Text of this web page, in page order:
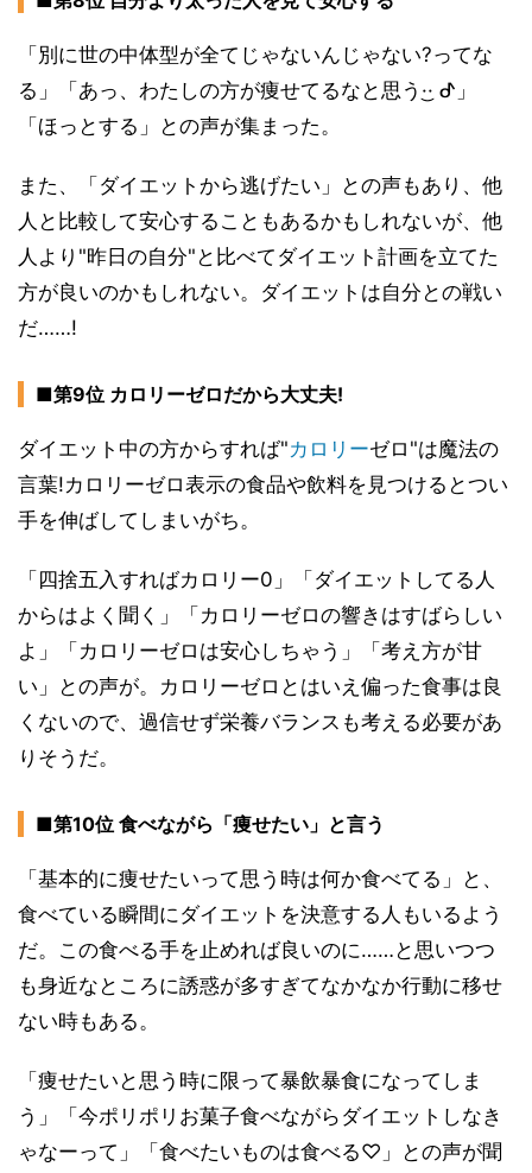
「別に世の中体型が全てじゃないんじゃない?ってな
る」「あっ、わたしの方が痩せてるなと思う·͜· ︎︎ᕷ」
「ほっとする」との声が集まった。
また、「ダイエットから逃げたい」との声もあり、他
人と比較して安心することもあるかもしれないが、他
人より"昨日の自分"と比べてダイエット計画を立てた
方が良いのかもしれない。ダイエットは自分との戦い
だ……!
■第9位 カロリーゼロだから大丈夫!
ダイエット中の方からすれば"カロリーゼロ"は魔法の
言葉!カロリーゼロ表示の食品や飲料を見つけるとつい
手を伸ばしてしまいがち。
「四捨五入すればカロリー0」「ダイエットしてる人
からはよく聞く」「カロリーゼロの響きはすばらしい
よ」「カロリーゼロは安心しちゃう」「考え方が甘
い」との声が。カロリーゼロとはいえ偏った食事は良
くないので、過信せず栄養バランスも考える必要があ
りそうだ。
■第10位 食べながら「痩せたい」と言う
「基本的に痩せたいって思う時は何か食べてる」と、
食べている瞬間にダイエットを決意する人もいるよう
だ。この食べる手を止めれば良いのに……と思いつつ
も身近なところに誘惑が多すぎてなかなか行動に移せ
ない時もある。
「痩せたいと思う時に限って暴飲暴食になってしま
う」「今ポリポリお菓子食べながらダイエットしなき
ゃなーって」「食べたいものは食べる♡」との声が聞